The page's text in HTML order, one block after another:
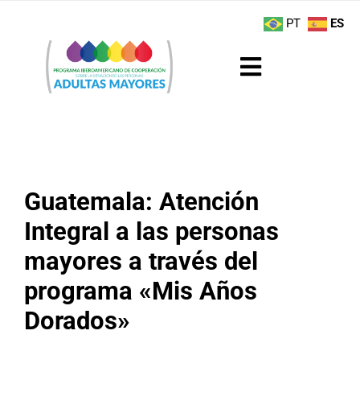
contenido
Toggle
Actividades
Boletín
Guatemala: Atención
Integral a las personas
mayores a través del
programa «Mis Años
Dorados»
PT ES